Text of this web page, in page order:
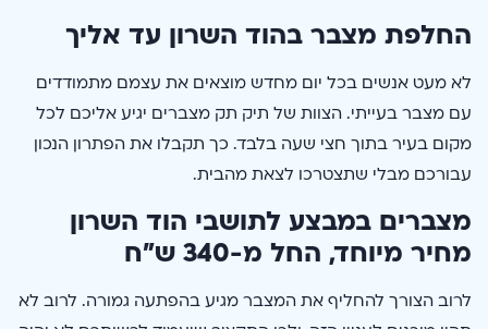
החלפת מצבר בהוד השרון עד אליך
לא מעט אנשים בכל יום מחדש מוצאים את עצמם מתמודדים
עם מצבר בעייתי. הצוות של תיק תק מצברים יגיע אליכם לכל
מקום בעיר בתוך חצי שעה בלבד. כך תקבלו את הפתרון הנכון
עבורכם מבלי שתצטרכו לצאת מהבית.
מצברים במבצע לתושבי הוד השרון
מחיר מיוחד, החל מ-340 ש”ח
לרוב הצורך להחליף את המצבר מגיע בהפתעה גמורה. לרוב לא